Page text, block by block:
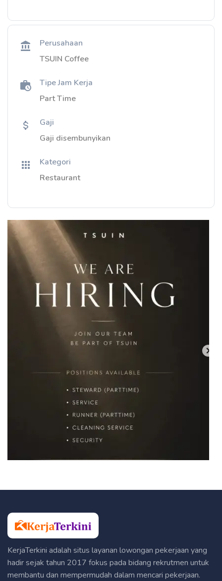
Perusahaan
TSUIN Coffee
Tipe Jam Kerja
Part Time
Gaji
Gaji disembunyikan
Kategori
Restaurant
KerjaTerkini adalah situs layanan lowongan pekerjaan yang
hadir sejak tahun 2017 fokus pada bidang rekrutmen untuk
membantu dan mempermudah dalam mencari pekerjaan.